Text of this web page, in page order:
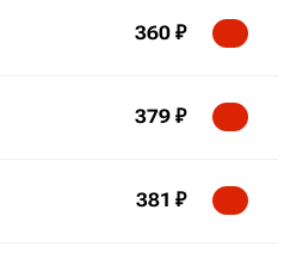
360 ₽
379 ₽
381 ₽